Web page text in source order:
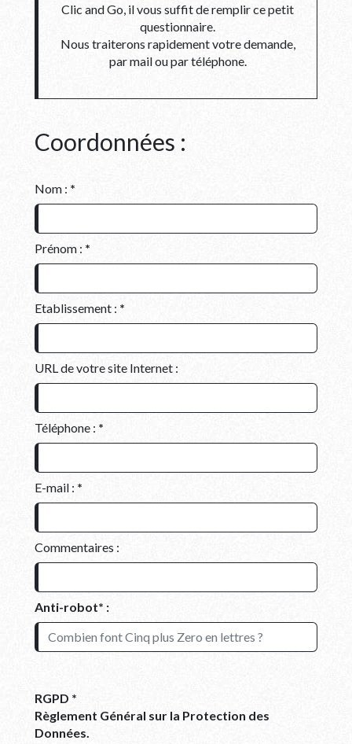
Clic and Go, il vous suffit de remplir ce petit
questionnaire.
Nous traiterons rapidement votre demande,
par mail ou par téléphone.
Coordonnées :
Nom : *
Prénom : *
Etablissement : *
URL de votre site Internet :
Téléphone : *
E-mail : *
Commentaires :
Anti-robot* :
RGPD *
Règlement Général sur la Protection des
Données.